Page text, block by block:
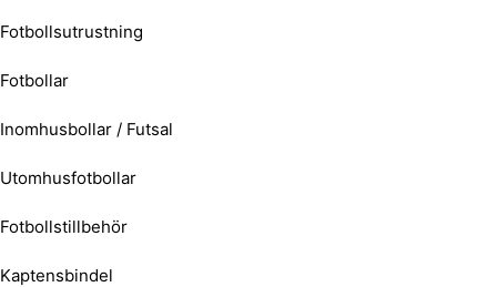
Fotbollsutrustning
Fotbollar
Inomhusbollar / Futsal
Utomhusfotbollar
Fotbollstillbehör
Kaptensbindel